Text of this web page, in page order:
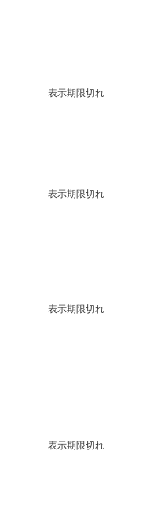
表示期限切れ
表示期限切れ
表示期限切れ
表示期限切れ